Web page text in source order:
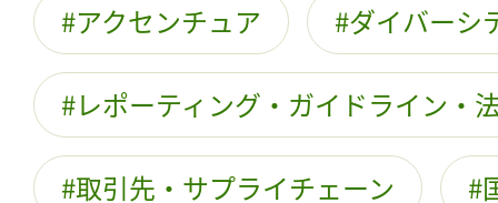
アクセンチュア ダイバーシ
レポーティング・ガイドライン・
取引先・サプライチェーン